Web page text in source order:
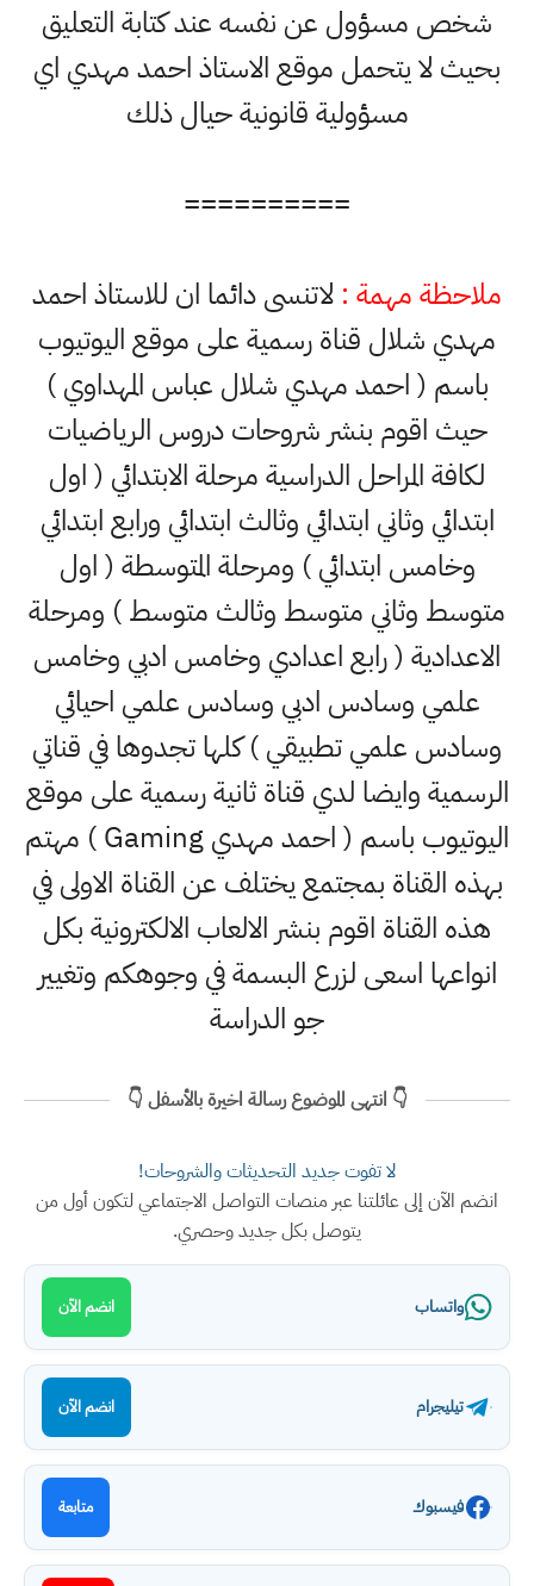
شخص مسؤول عن نفسه عند كتابة التعليق
بحيث لا يتحمل موقع الاستاذ احمد مهدي اي
مسؤولية قانونية حيال ذلك
==========
ملاحظة مهمة : لاتنسى دائما ان للاستاذ احمد
مهدي شلال قناة رسمية على موقع اليوتيوب
باسم ( احمد مهدي شلال عباس المهداوي )
حيث اقوم بنشر شروحات دروس الرياضيات
لكافة المراحل الدراسية مرحلة الابتدائي ( اول
ابتدائي وثاني ابتدائي وثالث ابتدائي ورابع ابتدائي
وخامس ابتدائي ) ومرحلة المتوسطة ( اول
متوسط وثاني متوسط وثالث متوسط ) ومرحلة
الاعدادية ( رابع اعدادي وخامس ادبي وخامس
علمي وسادس ادبي وسادس علمي احيائي
وسادس علمي تطبيقي ) كلها تجدوها في قناتي
الرسمية وايضا لدي قناة ثانية رسمية على موقع
اليوتيوب باسم ( احمد مهدي Gaming ) مهتم
بهذه القناة بمجتمع يختلف عن القناة الاولى في
هذه القناة اقوم بنشر الالعاب الالكترونية بكل
انواعها اسعى لزرع البسمة في وجوهكم وتغيير
جو الدراسة
👇 انتهى الموضوع رسالة اخيرة بالأسفل 👇
لا تفوت جديد التحديثات والشروحات!
انضم الآن إلى عائلتنا عبر منصات التواصل الاجتماعي لتكون أول من
يتوصل بكل جديد وحصري.
واتساب انضم الآن
تيليجرام انضم الآن
فيسبوك متابعة